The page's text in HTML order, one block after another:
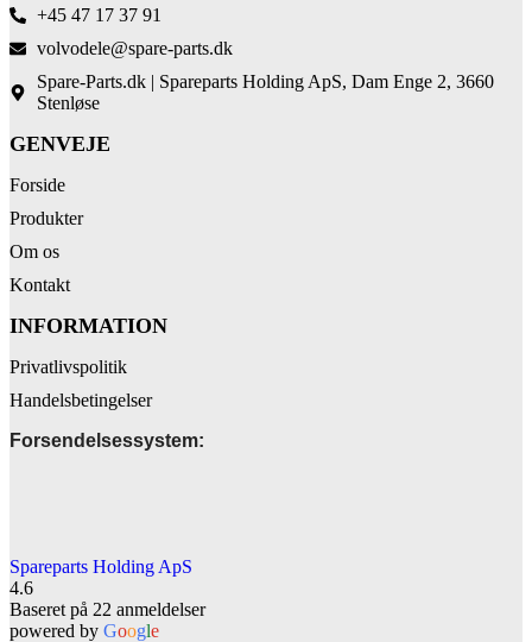
+45 47 17 37 91
volvodele@spare-parts.dk
Spare-Parts.dk | Spareparts Holding ApS, Dam Enge 2, 3660
Stenløse
GENVEJE
Forside
Produkter
Om os
Kontakt
INFORMATION
Privatlivspolitik
Handelsbetingelser
Forsendelsessystem:
Spareparts Holding ApS
4.6
Baseret på 22 anmeldelser
powered by Google